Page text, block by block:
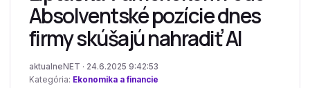
Absolventské pozície dnes
firmy skúšajú nahradiť AI
aktualneNET · 24.6.2025 9:42:53
Kategória: Ekonomika a financie